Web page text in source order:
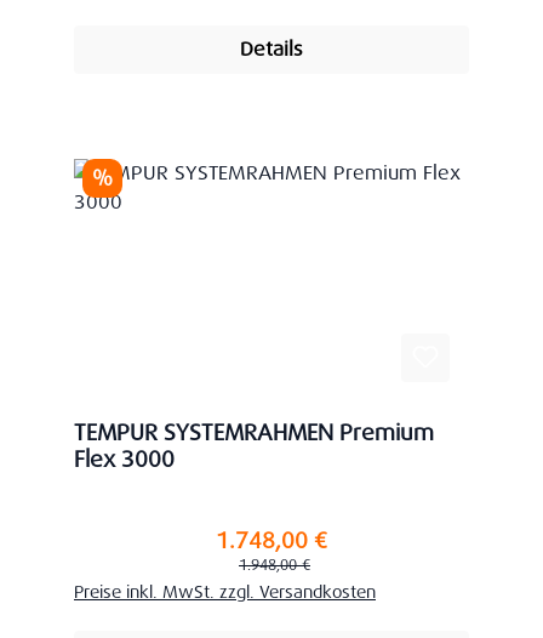
Details
Rabatt
%
TEMPUR SYSTEMRAHMEN Premium
Flex 3000
Verkaufspreis:1.748,00 €
Regulärer Preis:
1.948,00 €
Preise inkl. MwSt. zzgl. Versandkosten